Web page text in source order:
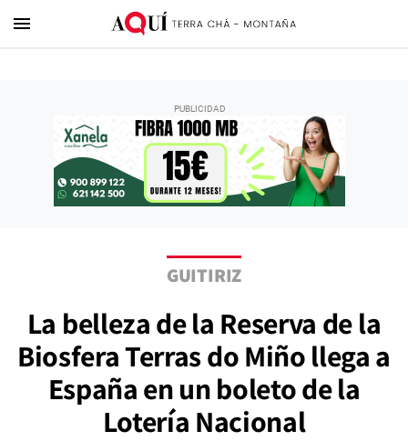
menu
GUITIRIZ
La belleza de la Reserva de la
Biosfera Terras do Miño llega a
España en un boleto de la
Lotería Nacional